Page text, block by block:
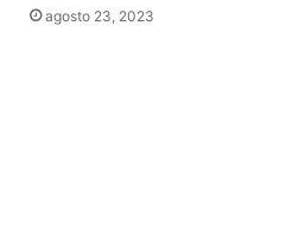
agosto 23, 2023